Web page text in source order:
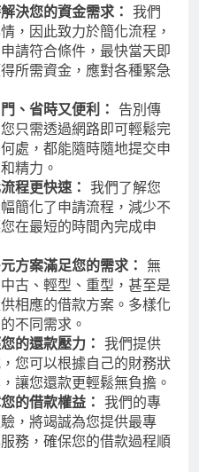
決您的資金需求： 我們
，因此致力於簡化流程，
請符合條件，最快當天即
所需資金，應對各種緊急
、省時又便利： 告別傳
只需透過網路即可輕鬆完
處，都能隨時隨地提交申
精力。
程更快速： 我們了解您
簡化了申請流程，減少不
在最短的時間內完成申
方案滿足您的需求： 無
古、輕型、重型，甚至是
相應的借款方案。多樣化
不同需求。
的還款壓力： 我們提供
您可以根據自己的財務狀
讓您還款更輕鬆無負擔。
的借款權益： 我們的專
，將竭誠為您提供最專
務，確保您的借款過程順